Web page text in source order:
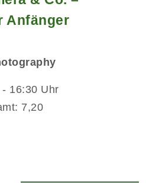
Anfänger
16:30 Uhr
7,20